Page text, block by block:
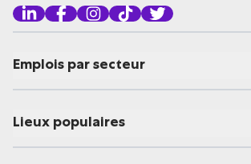
Emplois par secteur
Lieux populaires